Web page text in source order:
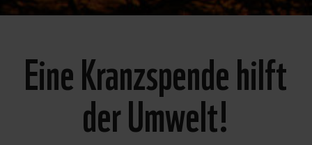
Eine Kranzspende hilft
der Umwelt!